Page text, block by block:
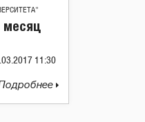
месяц
11:30